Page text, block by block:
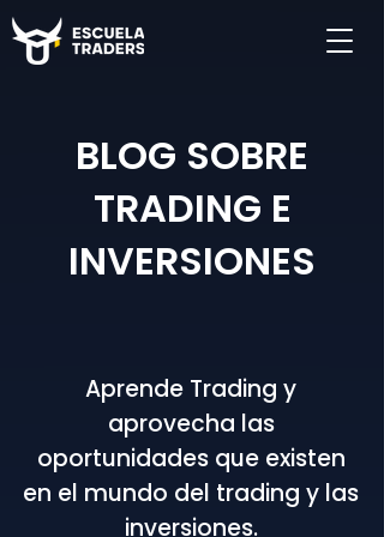
BLOG SOBRE
TRADING E
INVERSIONES
Aprende Trading y
aprovecha las
oportunidades que existen
en el mundo del trading y las
inversiones.